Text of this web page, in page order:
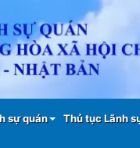
sự quán Thủ tục Lãnh